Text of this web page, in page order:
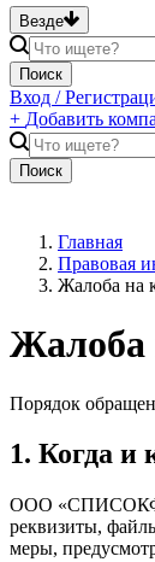
Везде
Поиск
Вход /
+ Добавить
Поиск
Главная
Правовая
Жалоба на
Жалоба
Порядок
1. Когда и
ООО
реквизиты,
меры,